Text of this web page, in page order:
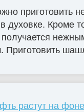
приготовить
духовке. Кроме
Приготовить
растут на